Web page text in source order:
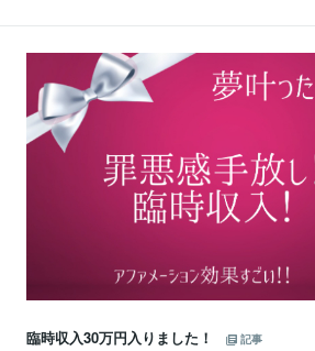
臨時収入30万円入りました！ 記事